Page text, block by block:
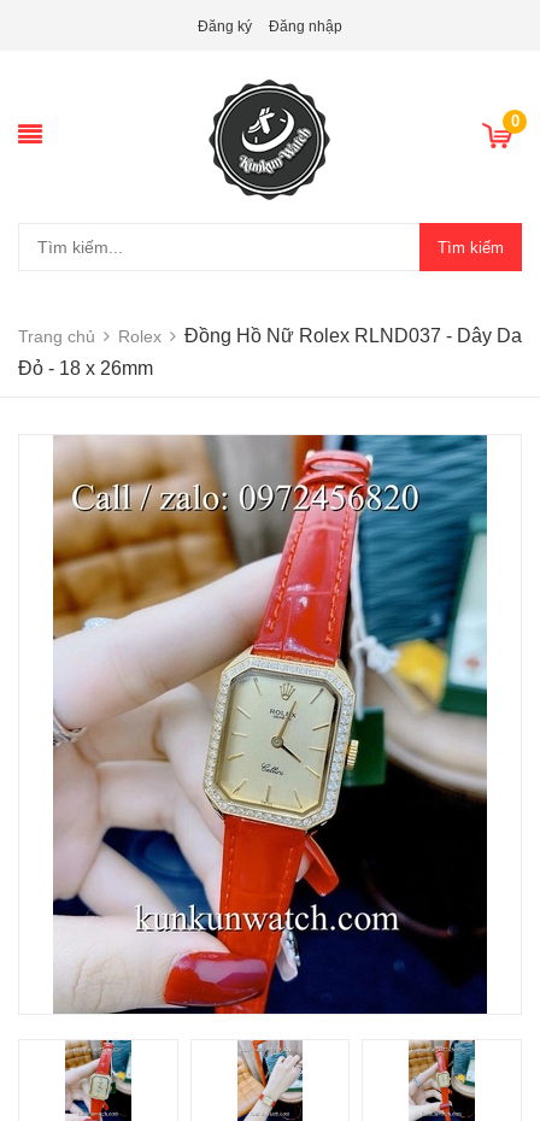
Đăng ký Đăng nhập
0
Tìm kiếm
Trang chủ Rolex
Đồng Hồ Nữ Rolex RLND037 - Dây Da
Đỏ - 18 x 26mm